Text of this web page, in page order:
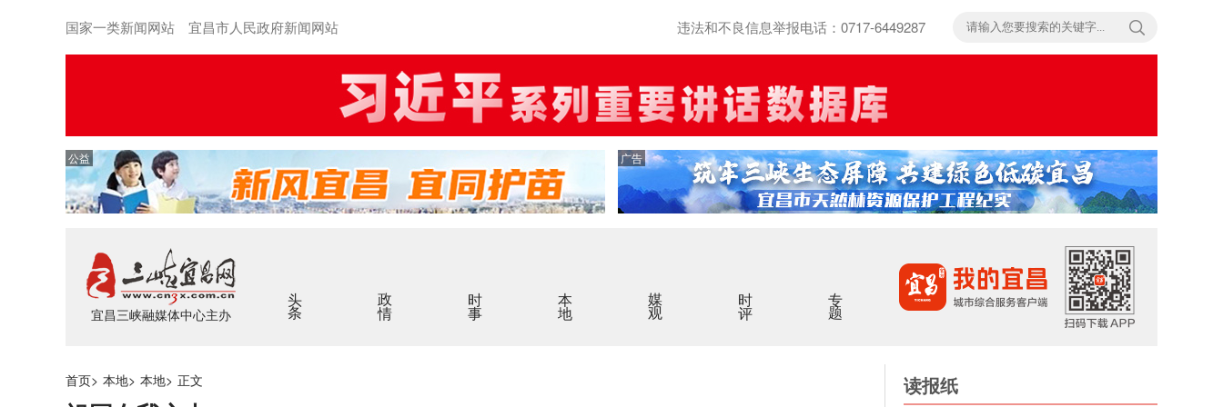
国家一类新闻网站 宜昌市人民政府新闻网站 违法和不良信息举报电话：0717-6449287
公益 广告
宜昌三峡融媒体中心主办
头条 政情 时事 本地 媒观 时评 专题
首页> 本地> 本地> 正文 读报纸